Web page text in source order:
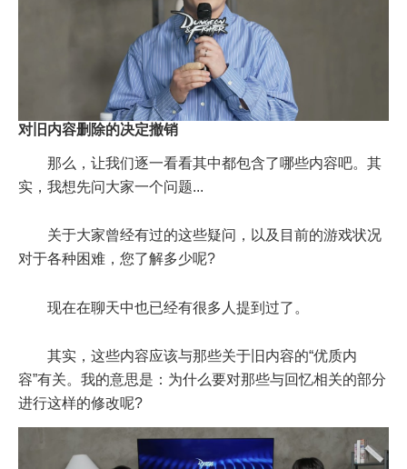
对旧内容删除的决定撤销
那么，让我们逐一看看其中都包含了哪些内容吧。其
实，我想先问大家一个问题...
关于大家曾经有过的这些疑问，以及目前的游戏状况
对于各种困难，您了解多少呢?
现在在聊天中也已经有很多人提到过了。
其实，这些内容应该与那些关于旧内容的“优质内
容”有关。我的意思是：为什么要对那些与回忆相关的部分
进行这样的修改呢?